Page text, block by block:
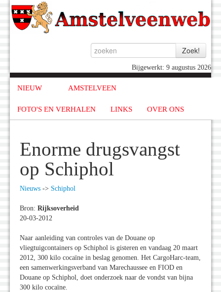
Bijgewerkt: 9 augustus 2026
NIEUW AMSTELVEEN
FOTO'S EN VERHALEN LINKS OVER ONS
Enorme drugsvangst
op Schiphol
Nieuws -> Schiphol
Bron: Rijksoverheid
20-03-2012
Naar aanleiding van controles van de Douane op
vliegtuigcontainers op Schiphol is gisteren en vandaag 20 maart
2012, 300 kilo cocaïne in beslag genomen. Het CargoHarc-team,
een samenwerkingsverband van Marechaussee en FIOD en
Douane op Schiphol, doet onderzoek naar de vondst van bijna
300 kilo cocaïne.